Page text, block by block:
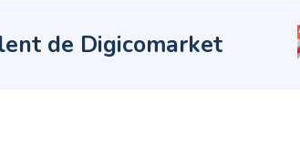
de Digicomarket